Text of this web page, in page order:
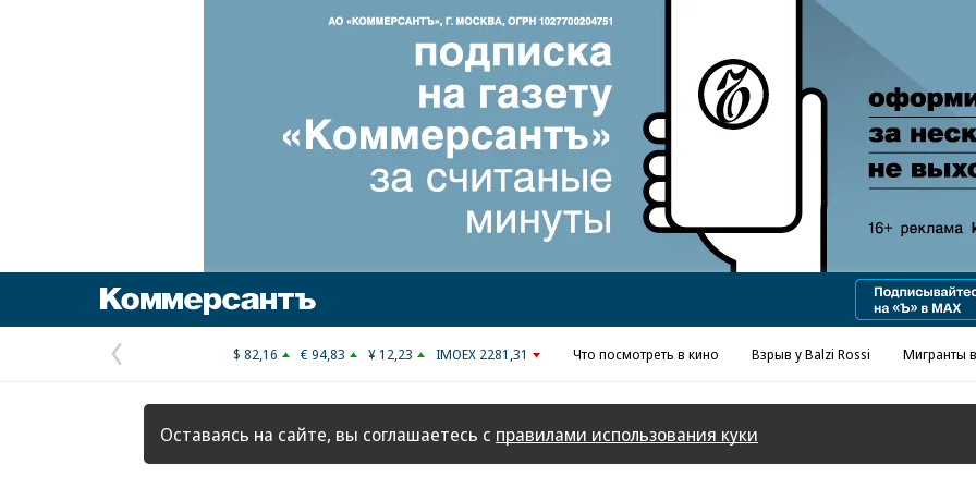
Реклама в «Ъ» www.kommersant.ru/ad
Предыдущая
страница
$ 82,16 € 94,83 ¥ 12,23 IMOEX 2281,31 Что посмотреть в кино Взрыв у Balzi Rossi Мигранты
Оставаясь на сайте, вы соглашаетесь с правилами использования куки